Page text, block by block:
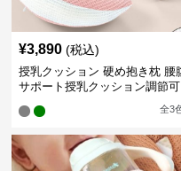
¥3,890 (税込)
授乳クッション 硬め抱き枕 腰
サポート授乳クッション調節可
全3